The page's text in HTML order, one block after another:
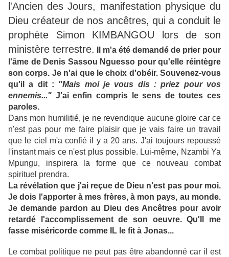
l'Ancien des Jours, manifestation physique du
Dieu créateur de nos ancêtres, qui a conduit le
prophète Simon KIMBANGOU lors de son
ministère terrestre.
Il m'a été demandé de prier pour
l'âme de Denis Sassou Nguesso pour qu'elle réintègre
son corps. Je n'ai que le choix d'obéir. Souvenez-vous
qu'il a dit : "Mais moi je vous dis : priez pour vos
ennemis..." J'ai enfin compris le sens de toutes ces
paroles.
Dans mon humilitié, je ne revendique aucune gloire car ce
n'est pas pour me faire plaisir que je vais faire un travail
que le ciel m'a confié il y a 20 ans. J'ai toujours repoussé
l'instant mais ce n'est plus possible. Lui-même, Nzambi Ya
Mpungu, inspirera la forme que ce nouveau combat
spirituel prendra.
La révélation que j'ai reçue de Dieu n'est pas pour moi.
Je dois l'apporter à mes frères, à mon pays, au monde.
Je demande pardon au Dieu des Ancêtres pour avoir
retardé l'accomplissement de son oeuvre. Qu'Il me
fasse miséricorde comme IL le fit à Jonas...
Le combat politique ne peut pas être abandonné car il est